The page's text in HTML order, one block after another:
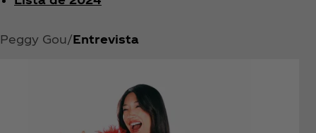
Peggy Gou Entrevista